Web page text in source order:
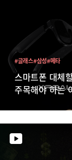
스마트폰 대체
주목해야 하는
#글래스#삼성#메타